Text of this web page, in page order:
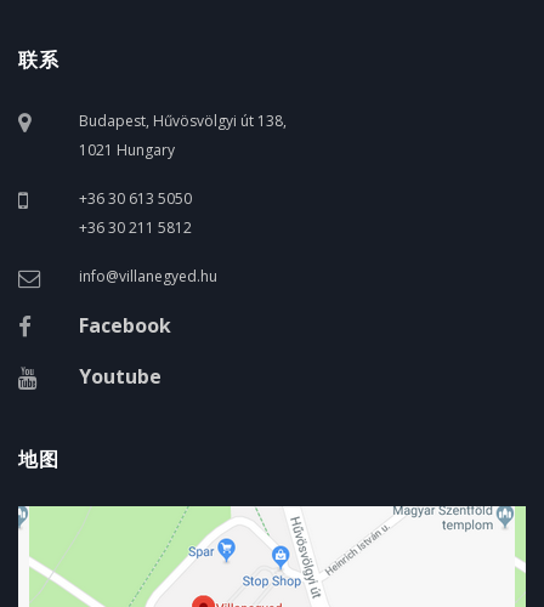
联系
Budapest, Hűvösvölgyi út 138,
1021 Hungary
+36 30 613 5050
+36 30 211 5812
info@villanegyed.hu
Facebook
Youtube
地图